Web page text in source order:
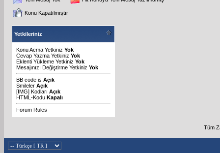
Konu Kapatılmıştır
Yetkileriniz
Konu Acma Yetkiniz Yok
Cevap Yazma Yetkiniz Yok
Eklenti Yükleme Yetkiniz Yok
Mesajınızı Değiştirme Yetkiniz Yok
BB code is Açık
Smileler Açık
[IMG] Kodları Açık
HTML-Kodu Kapalı
Forum Rules
Tüm